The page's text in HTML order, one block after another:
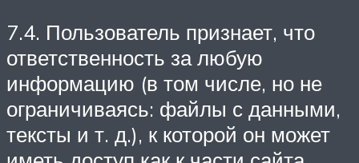
7.4. Пользователь признает, что
ответственность за любую
информацию (в том числе, но не
ограничиваясь: файлы с данными,
тексты и т. д.), к которой он может